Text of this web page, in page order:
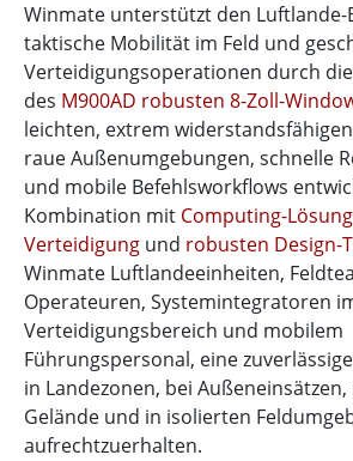
Winmate unterstützt den Luftlande-
taktische Mobilität im Feld und
Verteidigungsoperationen durch
des M900AD robusten 8-Zoll-
leichten, extrem
raue Außenumgebungen, schnelle
und mobile Befehlsworkflows
Kombination mit Computing-
Verteidigung und robusten Design-
Winmate Luftlandeeinheiten,
Operateuren, Systemintegratoren
Verteidigungsbereich und mobilem
Führungspersonal, eine
in Landezonen, bei
Gelände und in isolierten
aufrechtzuerhalten.